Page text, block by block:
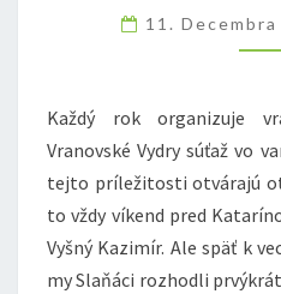
11.
Každý rok organizuje
Vranovské Vydry súťaž vo
tejto príležitosti otvárajú
to vždy víkend pred
Vyšný Kazimír. Ale späť k
my Slaňáci rozhodli